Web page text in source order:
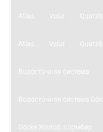
Atlas
Atlas
Velur
Velur
Quarzit
Quarzit
Водосточная система
Водосточная система
Döcke Желоб, пломбир